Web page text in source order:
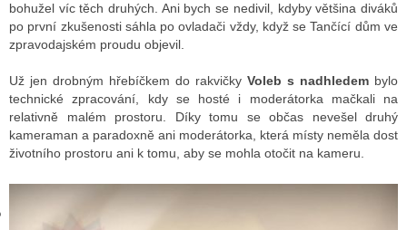
STÁT BLOGEREM
BLOGERA
DISKUTÉRA NA RADIOTV
bohužel víc těch druhých. Ani bych se nedivil, kdyby většina diváků
po první zkušenosti sáhla po ovladači vždy, když se Tančící dům ve
zpravodajském proudu objevil.
Už jen drobným hřebíčkem do rakvičky Voleb s nadhledem bylo
technické zpracování, kdy se hosté i moderátorka mačkali na
relativně malém prostoru. Díky tomu se občas nevešel druhý
kameraman a paradoxně ani moderátorka, která místy neměla dost
životního prostoru ani k tomu, aby se mohla otočit na kameru.